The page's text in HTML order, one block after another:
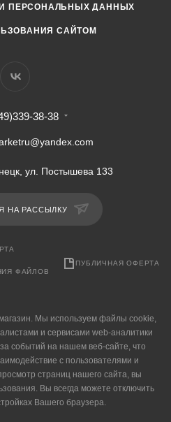
ПЕРСОНАЛЬНЫХ ДАННЫХ
САЙТОМ
38-38
ул. Постышева 133
НА РАССЫЛКУ
ФАЙЛОВ
ПУБЛИЧНАЯ ОФЕРТА
Мы используем файлы cookie,
и сервисами web-аналитики
событий на нашем веб-сайте, что
с пользователями и
страниц нашего сайта, вы
Вы всегда можете отключить
Вашего браузера.